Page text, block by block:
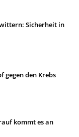
Sicherheit in
gegen den Krebs
kommt es an